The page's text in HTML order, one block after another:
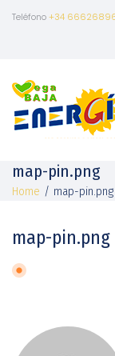
Teléfono+34
map-pin.png
Home / map-pin.png
map-pin.png